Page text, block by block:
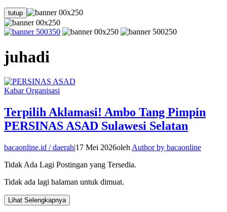
tutup
juhadi
Kabar Organisasi
Terpilih Aklamasi! Ambo Tang Pimpin
PERSINAS ASAD Sulawesi Selatan
bacaonline.id / daerah|17 Mei 2026oleh Author by bacaonline
Tidak Ada Lagi Postingan yang Tersedia.
Tidak ada lagi halaman untuk dimuat.
Lihat Selengkapnya